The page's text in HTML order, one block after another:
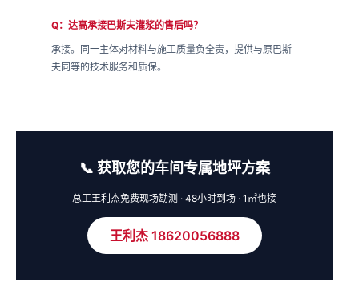
Q：达高承接巴斯夫灌浆的售后吗？
承接。同一主体对材料与施工质量负全责，提供与原巴斯
夫同等的技术服务和质保。
📞 获取您的车间专属地坪方案
总工王利杰免费现场勘测 · 48小时到场 · 1㎡也接
王利杰 18620056888